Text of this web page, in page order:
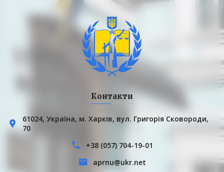
Контакти
61024, Українa, м. Харків, вул. Григорія Сковороди,
70
+38 (057) 704-19-01
aprnu@ukr.net